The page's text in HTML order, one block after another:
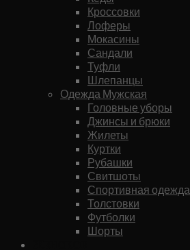
Кроссовки
Лоферы
Мокасины
Сандали
Туфли
Шлепанцы
Одежда Мужская
Головные уборы
Джинсы и брюки
Жилеты
Куртки
Рубашки
Свитшоты
Спортивная одежда
Толстовки
Футболки
Шорты